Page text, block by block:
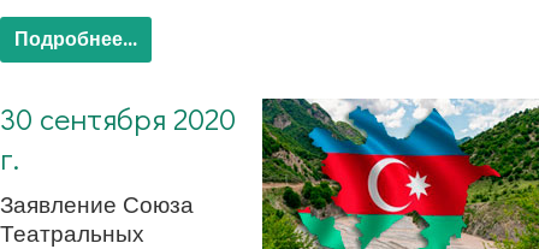
Подробнее...
30 сентября 2020
г.
Заявление Союза
Театральных